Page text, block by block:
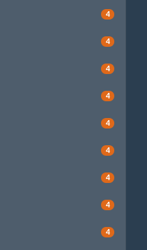
4
4
4
4
4
4
4
4
4